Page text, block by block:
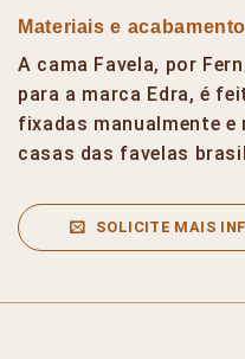
Materiais e
A cama Favela, por
para a marca Edra, é
fixadas manualmente
casas das favelas
SOLICITE MAIS